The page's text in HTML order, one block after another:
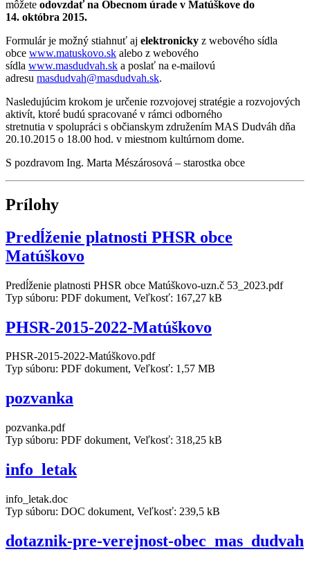
môžete odovzdať na Obecnom úrade v Matúškove do
14. októbra 2015.
Formulár je možný stiahnuť aj elektronicky z webového sídla
obce www.matuskovo.sk alebo z webového
sídla www.masdudvah.sk a poslať na e-mailovú
adresu masdudvah@masdudvah.sk.
Nasledujúcim krokom je určenie rozvojovej stratégie a rozvojových
aktivít, ktoré budú spracované v rámci odborného
stretnutia v spolupráci s občianskym združením MAS Dudváh dňa
20.10.2015 o 18.00 hod. v miestnom kultúrnom dome.
S pozdravom Ing. Marta Mészárosová – starostka obce
Prílohy
Predĺženie platnosti PHSR obce
Matúškovo
Predĺženie platnosti PHSR obce Matúškovo-uzn.č 53_2023.pdf
Typ súboru: PDF dokument, Veľkosť: 167,27 kB
PHSR-2015-2022-Matúškovo
PHSR-2015-2022-Matúškovo.pdf
Typ súboru: PDF dokument, Veľkosť: 1,57 MB
pozvanka
pozvanka.pdf
Typ súboru: PDF dokument, Veľkosť: 318,25 kB
info_letak
info_letak.doc
Typ súboru: DOC dokument, Veľkosť: 239,5 kB
dotaznik-pre-verejnost-obec_mas_dudvah